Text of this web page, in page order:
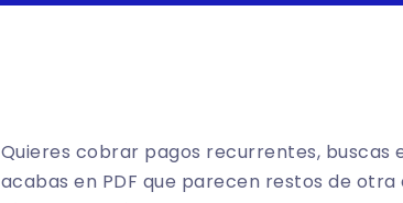
Quieres cobrar pagos recurrentes, buscas
acabas en PDF que parecen restos de